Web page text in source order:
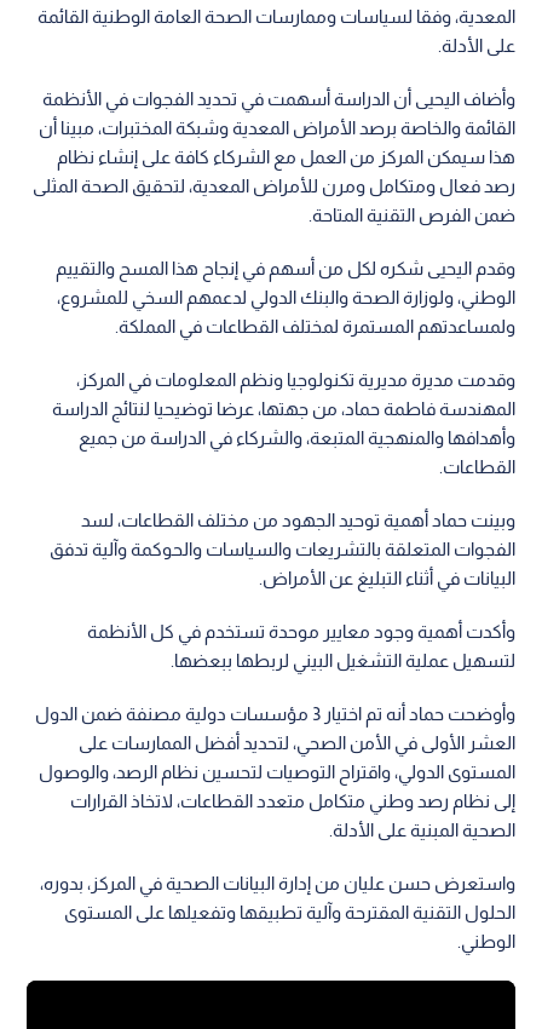
المعدية، وفقا لسياسات وممارسات الصحة العامة الوطنية القائمة
على الأدلة.
وأضاف اليحيى أن الدراسة أسهمت في تحديد الفجوات في الأنظمة
القائمة والخاصة برصد الأمراض المعدية وشبكة المختبرات، مبينا أن
هذا سيمكن المركز من العمل مع الشركاء كافة على إنشاء نظام
رصد فعال ومتكامل ومرن للأمراض المعدية، لتحقيق الصحة المثلى
ضمن الفرص التقنية المتاحة.
وقدم اليحيى شكره لكل من أسهم في إنجاح هذا المسح والتقييم
الوطني، ولوزارة الصحة والبنك الدولي لدعمهم السخي للمشروع،
ولمساعدتهم المستمرة لمختلف القطاعات في المملكة.
وقدمت مديرة مديرية تكنولوجيا ونظم المعلومات في المركز،
المهندسة فاطمة حماد، من جهتها، عرضا توضيحيا لنتائج الدراسة
وأهدافها والمنهجية المتبعة، والشركاء في الدراسة من جميع
القطاعات.
وبينت حماد أهمية توحيد الجهود من مختلف القطاعات، لسد
الفجوات المتعلقة بالتشريعات والسياسات والحوكمة وآلية تدفق
البيانات في أثناء التبليغ عن الأمراض.
وأكدت أهمية وجود معايير موحدة تستخدم في كل الأنظمة
لتسهيل عملية التشغيل البيني لربطها ببعضها.
وأوضحت حماد أنه تم اختيار 3 مؤسسات دولية مصنفة ضمن الدول
العشر الأولى في الأمن الصحي، لتحديد أفضل الممارسات على
المستوى الدولي، واقتراح التوصيات لتحسين نظام الرصد، والوصول
إلى نظام رصد وطني متكامل متعدد القطاعات، لاتخاذ القرارات
الصحية المبنية على الأدلة.
واستعرض حسن عليان من إدارة البيانات الصحية في المركز، بدوره،
الحلول التقنية المقترحة وآلية تطبيقها وتفعيلها على المستوى
الوطني.